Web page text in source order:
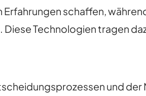
schaffen,
Technologien tragen
und